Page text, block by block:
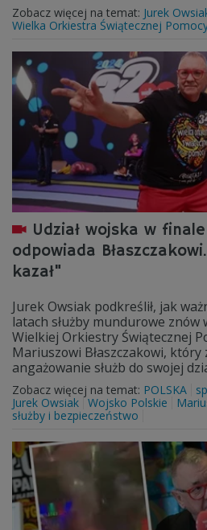
Zobacz więcej na temat: Jurek
Wielka Orkiestra Świątecznej
Udział wojska w
odpowiada
kazał"
Jurek Owsiak podkreślił, jak
latach służby mundurowe znów
Wielkiej Orkiestry Świątecznej
Mariuszowi Błaszczakowi, który
angażowanie służb do swojej
Zobacz więcej na temat: POLSKA
Jurek Owsiak Wojsko Polskie
służby i bezpieczeństwo